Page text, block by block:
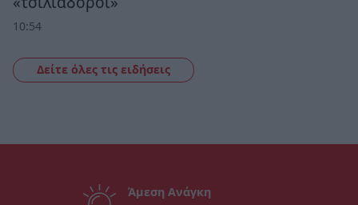
10:54
Δείτε όλες τις ειδήσεις
Άμεση Ανάγκη